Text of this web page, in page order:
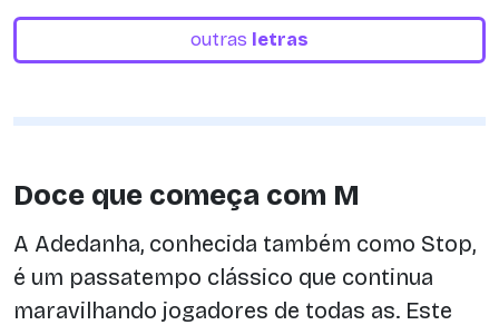
outras letras
Doce que começa com M
A Adedanha, conhecida também como Stop,
é um passatempo clássico que continua
maravilhando jogadores de todas as. Este